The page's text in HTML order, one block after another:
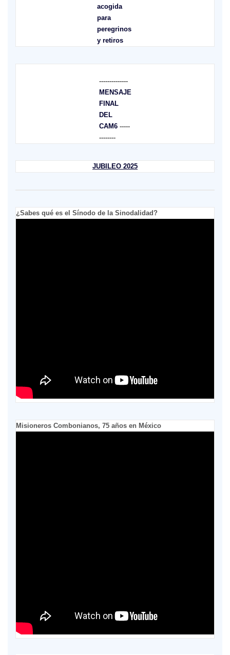
acogida
para
peregrinos
y retiros
--------------
MENSAJE
FINAL
DEL
CAM6-----
--------
JUBILEO 2025
¿Sabes qué es el Sínodo de la Sinodalidad?
Misioneros Combonianos, 75 años en México